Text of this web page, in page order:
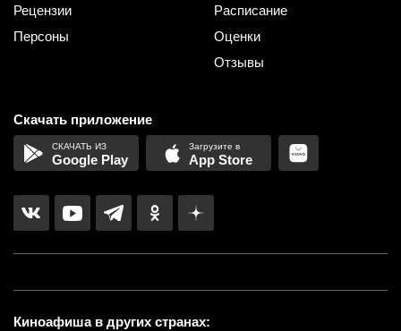
Рецензии
Персоны
Расписание
Оценки
Отзывы
Скачать приложение
Google Play App Store
Киноафиша в других странах: